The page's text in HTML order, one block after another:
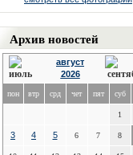
Архив новостей
август
2026
пон втр срд чет пят суб
1
3 4 5 6 7 8